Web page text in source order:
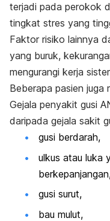
terjadi pada perokok
tingkat stres yang
Faktor risiko lainnya
yang buruk,
mengurangi kerja
Beberapa pasien juga
Gejala penyakit gusi
daripada gejala sakit
gusi berdarah,
ulkus atau luka
gusi surut,
bau mulut,